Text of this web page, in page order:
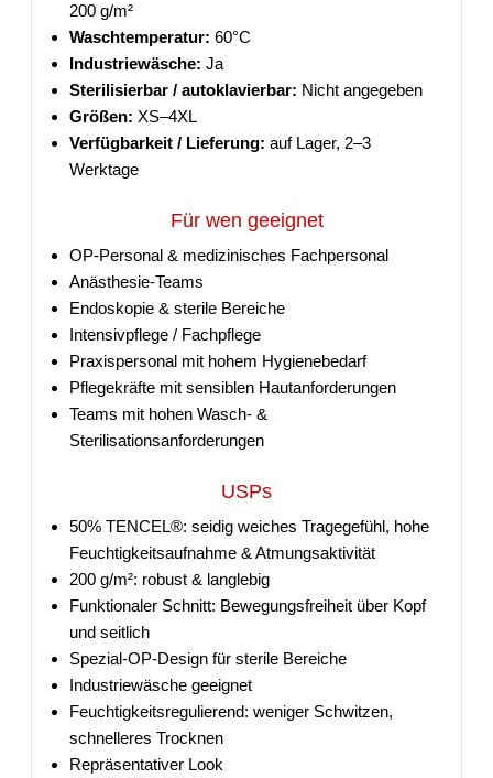
200 g/m²
Waschtemperatur: 60°C
Industriewäsche: Ja
Sterilisierbar / autoklavierbar: Nicht angegeben
Größen: XS–4XL
Verfügbarkeit / Lieferung: auf Lager, 2–3
Werktage
Für wen geeignet
OP-Personal & medizinisches Fachpersonal
Anästhesie-Teams
Endoskopie & sterile Bereiche
Intensivpflege / Fachpflege
Praxispersonal mit hohem Hygienebedarf
Pflegekräfte mit sensiblen Hautanforderungen
Teams mit hohen Wasch- &
Sterilisationsanforderungen
USPs
50% TENCEL®: seidig weiches Tragegefühl, hohe
Feuchtigkeitsaufnahme & Atmungsaktivität
200 g/m²: robust & langlebig
Funktionaler Schnitt: Bewegungsfreiheit über Kopf
und seitlich
Spezial-OP-Design für sterile Bereiche
Industriewäsche geeignet
Feuchtigkeitsregulierend: weniger Schwitzen,
schnelleres Trocknen
Repräsentativer Look